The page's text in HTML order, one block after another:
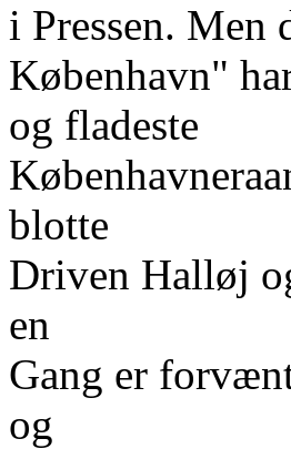
i Pressen. Men
København"
og fladeste
blotte
Driven Halløj
en
Gang er
og